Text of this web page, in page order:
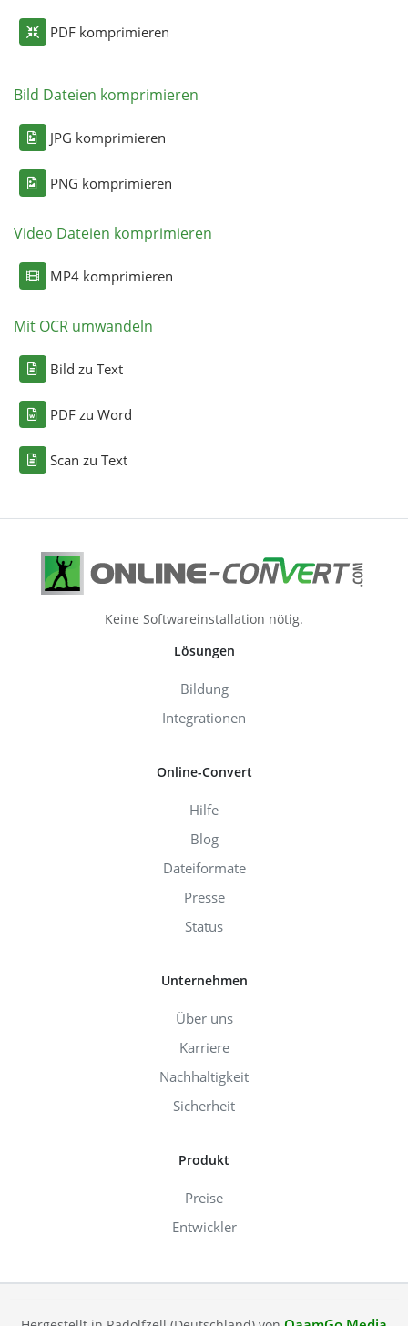
PDF komprimieren
Bild Dateien komprimieren
JPG komprimieren
PNG komprimieren
Video Dateien komprimieren
MP4 komprimieren
Mit OCR umwandeln
Bild zu Text
PDF zu Word
Scan zu Text
Keine Softwareinstallation nötig.
Lösungen
Bildung
Integrationen
Online-Convert
Hilfe
Blog
Dateiformate
Presse
Status
Unternehmen
Über uns
Karriere
Nachhaltigkeit
Sicherheit
Produkt
Preise
Entwickler